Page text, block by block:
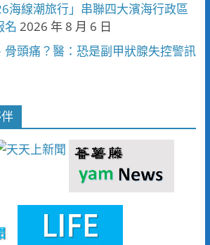
海線潮旅行」串聯四大濱海行政區
名 2026 年 8 月 6 日
骨頭痛？醫：恐是副甲狀腺失控警訊